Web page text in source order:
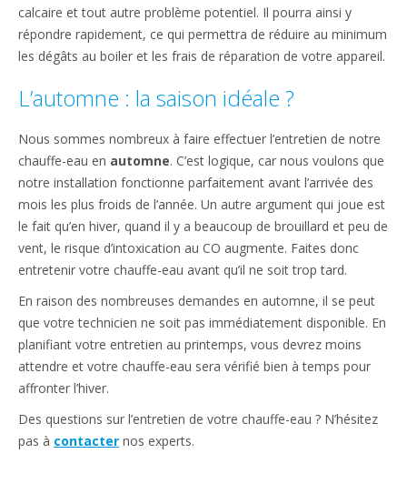
calcaire et tout autre problème potentiel. Il pourra ainsi y
répondre rapidement, ce qui permettra de réduire au minimum
les dégâts au boiler et les frais de réparation de votre appareil.
L’automne : la saison idéale ?
Nous sommes nombreux à faire effectuer l’entretien de notre
chauffe-eau en automne. C’est logique, car nous voulons que
notre installation fonctionne parfaitement avant l’arrivée des
mois les plus froids de l’année. Un autre argument qui joue est
le fait qu’en hiver, quand il y a beaucoup de brouillard et peu de
vent, le risque d’intoxication au CO augmente. Faites donc
entretenir votre chauffe-eau avant qu’il ne soit trop tard.
En raison des nombreuses demandes en automne, il se peut
que votre technicien ne soit pas immédiatement disponible. En
planifiant votre entretien au printemps, vous devrez moins
attendre et votre chauffe-eau sera vérifié bien à temps pour
affronter l’hiver.
Des questions sur l’entretien de votre chauffe-eau ? N’hésitez
pas à contacter nos experts.